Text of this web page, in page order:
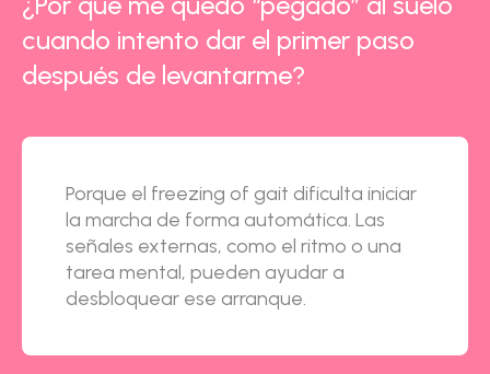
cuando intento dar el primer paso
después de levantarme?
Porque el freezing of gait dificulta iniciar
la marcha de forma automática. Las
señales externas, como el ritmo o una
tarea mental, pueden ayudar a
desbloquear ese arranque.